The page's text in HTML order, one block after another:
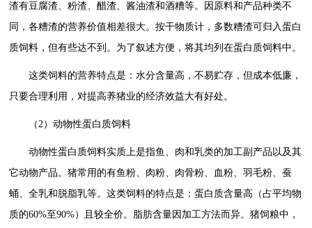
渣有豆腐渣、粉渣、醋渣、酱油渣和酒糟等。因原料和产品种类不
同，各糟渣的营养价值相差很大。按干物质计，多数糟渣可归入蛋白
质饲料，但有些达不到。为了叙述方便，将其均列在蛋白质饲料中。
这类饲料的营养特点是：水分含量高，不易贮存，但成本低廉，
只要合理利用，对提高养猪业的经济效益大有好处。
（2）动物性蛋白质饲料
动物性蛋白质饲料实质上是指鱼、肉和乳类的加工副产品以及其
它动物产品。猪常用的有鱼粉、肉粉、肉骨粉、血粉、羽毛粉、蚕
蛹、全乳和脱脂乳等。这类饲料的特点是：蛋白质含量高（占平均物
质的60%至90%）且较全价。脂肪含量因加工方法而异。猪饲粮中，